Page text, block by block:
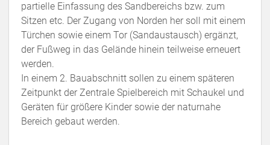
partielle Einfassung des Sandbereichs bzw. zum
Sitzen etc. Der Zugang von Norden her soll mit einem
Türchen sowie einem Tor (Sandaustausch) ergänzt,
der Fußweg in das Gelände hinein teilweise erneuert
werden.
In einem 2. Bauabschnitt sollen zu einem späteren
Zeitpunkt der Zentrale Spielbereich mit Schaukel und
Geräten für größere Kinder sowie der naturnahe
Bereich gebaut werden.